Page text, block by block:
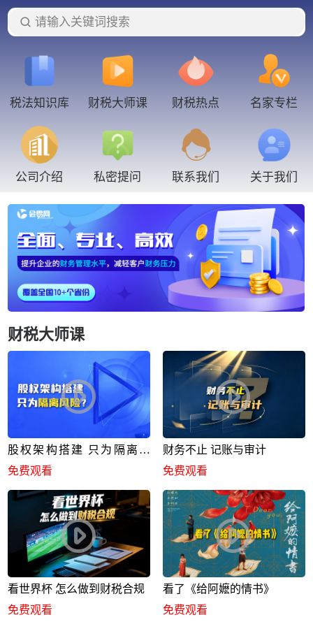
请输入关键词搜索
税法知识库 财税大师课 财税热点 名家专栏
公司介绍 私密提问 联系我们 关于我们
财税大师课
股权架构搭建 只为隔离风
险？
免费观看
财务不止 记账与审计
免费观看
看世界杯 怎么做到财税合规
免费观看
看了《给阿嬷的情书》
免费观看